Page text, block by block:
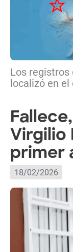
Los registros
localizó en el
Virgilio
primer
18/02/2026